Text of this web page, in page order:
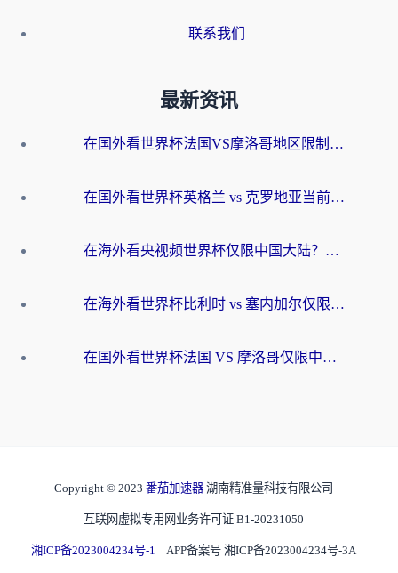
联系我们
最新资讯
在国外看世界杯法国VS摩洛哥地区限制？这篇指南让你流畅看中文解说无压力
在国外看世界杯英格兰 vs 克罗地亚当前地区不可播放？这篇指南帮你搞定所有海外观赛难题
在海外看央视频世界杯仅限中国大陆？这篇指南帮你解锁中文解说+无卡顿直播
在海外看世界杯比利时 vs 塞内加尔仅限中国大陆？我找到了最流畅的中文解说之路
在国外看世界杯法国 VS 摩洛哥仅限中国大陆？海外党这样看中文解说赛事不卡顿
Copyright © 2023 番茄加速器 湖南精准量科技有限公司
互联网虚拟专用网业务许可证 B1-20231050
湘ICP备2023004234号-1 APP备案号 湘ICP备2023004234号-3A